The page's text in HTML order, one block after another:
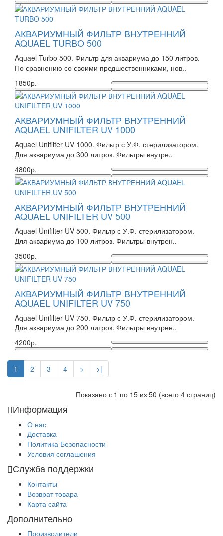
АКВАРИУМНЫЙ ФИЛЬТР ВНУТРЕННИЙ
AQUAEL TURBO 500
Aquael Turbo 500. Фильтр для аквариума до 150 литров.
По сравнению со своими предшественниками, нов..
1850р.
АКВАРИУМНЫЙ ФИЛЬТР ВНУТРЕННИЙ
AQUAEL UNIFILTER UV 1000
Aquael Unifilter UV 1000. Фильтр с У.Ф. стерилизатором.
Для аквариума до 300 литров. Фильтры внутре..
4800р.
АКВАРИУМНЫЙ ФИЛЬТР ВНУТРЕННИЙ
AQUAEL UNIFILTER UV 500
Aquael Unifilter UV 500. Фильтр с У.Ф. стерилизатором.
Для аквариума до 100 литров. Фильтры внутрен..
3500р.
АКВАРИУМНЫЙ ФИЛЬТР ВНУТРЕННИЙ
AQUAEL UNIFILTER UV 750
Aquael Unifilter UV 750. Фильтр с У.Ф. стерилизатором.
Для аквариума до 200 литров. Фильтры внутрен..
4200р.
1 2 3 4 > >|
Показано с 1 по 15 из 50 (всего 4 страниц)
Информация
О нас
Доставка
Политика Безопасности
Условия соглашения
Служба поддержки
Контакты
Возврат товара
Карта сайта
Дополнительно
Производители